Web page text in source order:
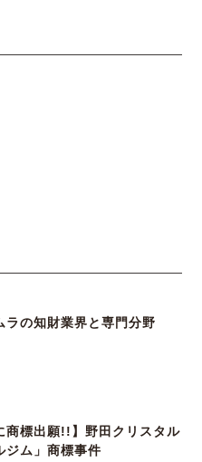
ラの知財業界と専門分野
商標出願!!】野田クリスタル
ジム」商標事件